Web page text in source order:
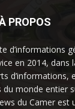
PROPOS
d’informations
en 2014, dans
d’informations,
du monde entier
du Camer est